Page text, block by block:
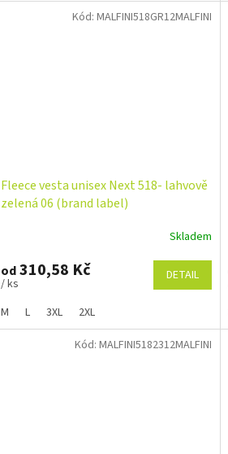
Fleece vesta unisex Next 518- lahvově
zelená 06 (brand label)
Skladem
od310,58 Kč
/ ks
DETAIL
M L 3XL 2XL
Kód: MALFINI518GR12MALFINI
Kód: MALFINI5182312MALFINI